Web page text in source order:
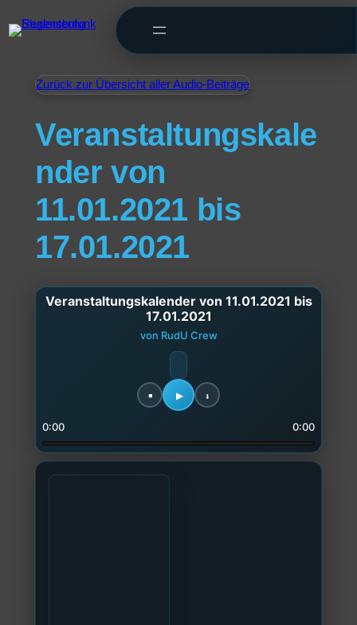
Zurück zur Übersicht aller Audio-Beiträge
Veranstaltungskale
nder von
11.01.2021 bis
17.01.2021
Veranstaltungskalender von 11.01.2021 bis
17.01.2021
von RudU Crew
0:00 0:00